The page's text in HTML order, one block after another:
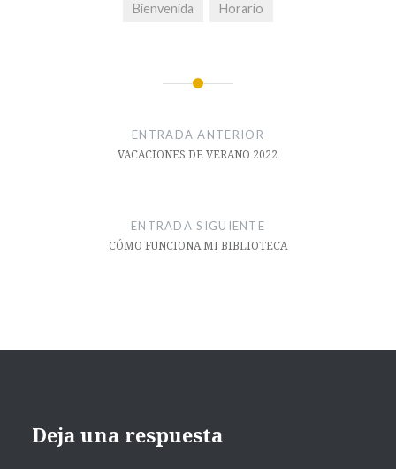
Bienvenida Horario
ENTRADA ANTERIOR
VACACIONES DE VERANO 2022
ENTRADA SIGUIENTE
CÓMO FUNCIONA MI BIBLIOTECA
Deja una respuesta